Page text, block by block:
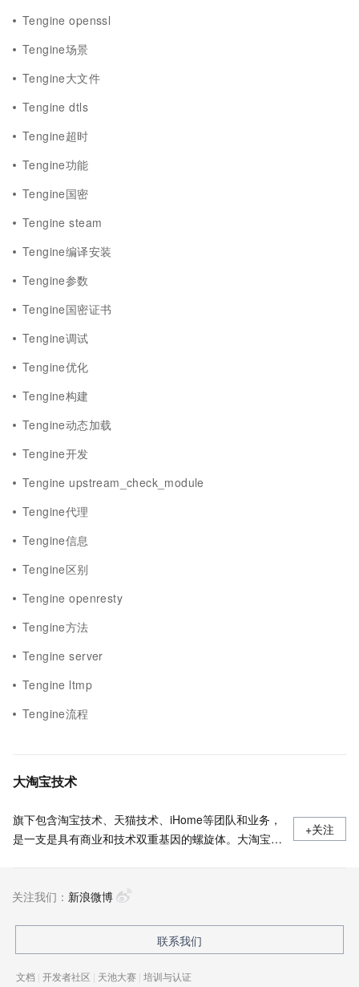
Tengine openssl
Tengine场景
Tengine大文件
Tengine dtls
Tengine超时
Tengine功能
Tengine国密
Tengine steam
Tengine编译安装
Tengine参数
Tengine国密证书
Tengine调试
Tengine优化
Tengine构建
Tengine动态加载
Tengine开发
Tengine upstream_check_module
Tengine代理
Tengine信息
Tengine区别
Tengine openresty
Tengine方法
Tengine server
Tengine ltmp
Tengine流程
大淘宝技术
旗下包含淘宝技术、天猫技术、iHome等团队和业务，
是一支是具有商业和技术双重基因的螺旋体。大淘宝技
创新商业赛道。依托大淘宝丰富的业务形态和海量的用
索和衍生颠覆型互联网新技术，以更加智能、友好、普
惠的科技深度重塑产业和用户体验，打造新商业。
+关注
关注我们： 新浪微博
联系我们
文档 | 开发者社区 | 天池大赛 | 培训与认证